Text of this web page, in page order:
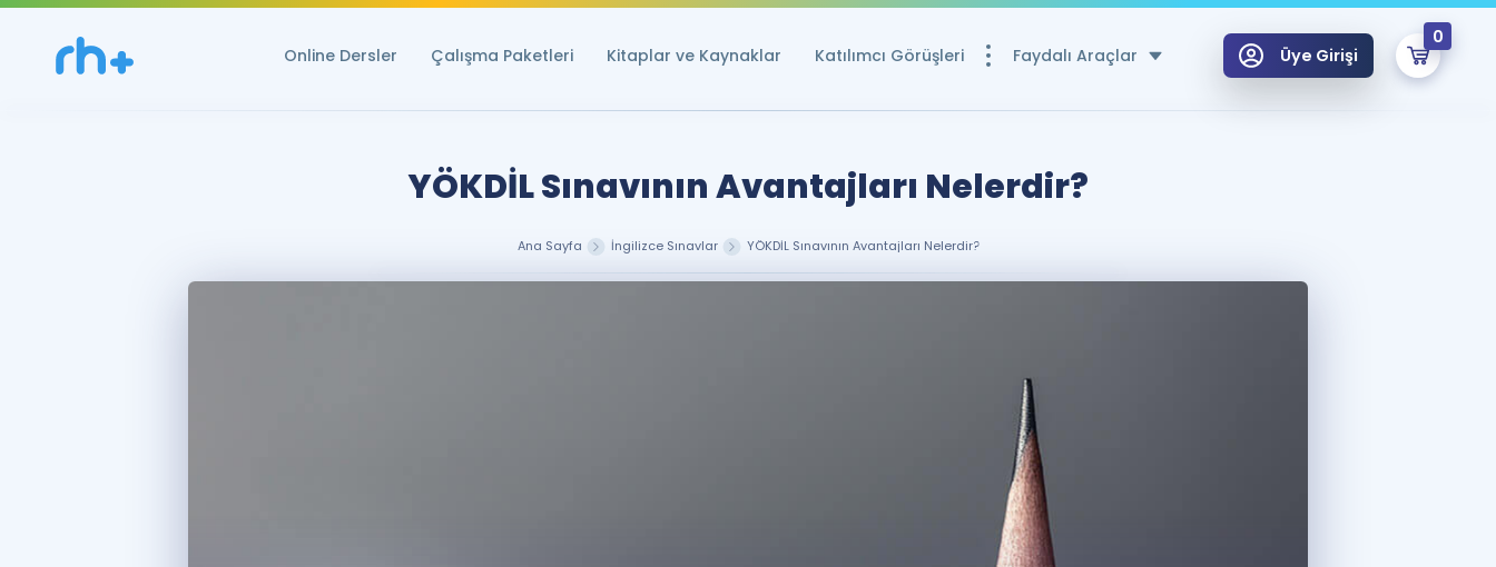
Online Dersler Çalışma Paketleri Kitaplar ve Kaynaklar Katılımcı Görüşleri Faydalı Araçlar
İngilizce Sınavları için Özel Sözlük
YDS ve YÖKDİL'e Hazırlananlar için Öneriler
ÖSYM Sınav Takvimi
Tüm ÖSYM Sınavları Tek Takvimde
Eğitim ve Kitaplara Özel Fırsatlar
Üye Girişi
0
YÖKDİL Sınavının Avantajları Nelerdir?
Ana Sayfa İngilizce Sınavlar YÖKDİL Sınavının Avantajları Nelerdir?